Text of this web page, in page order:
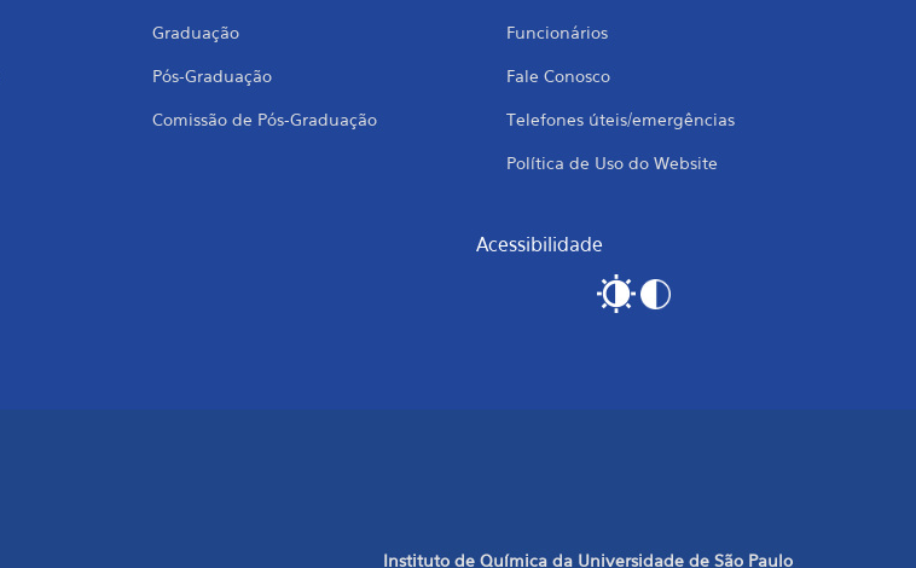
Graduação
Pós-Graduação
Comissão de Pós-Graduação
Funcionários
Fale Conosco
Telefones úteis/emergências
Política de Uso do Website
Acessibilidade
Instituto de Química da Universidade de São Paulo